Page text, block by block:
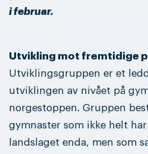
i februar.
Utvikling mot fremtidige
Utviklingsgruppen er et
utviklingen av nivået på
norgestoppen. Gruppen
gymnaster som ikke helt
landslaget enda, men som